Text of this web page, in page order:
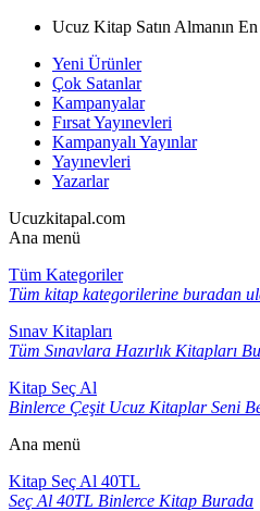
Ucuz Kitap Satın Almanın
Yeni Ürünler
Çok Satanlar
Kampanyalar
Fırsat Yayınevleri
Kampanyalı Yayınlar
Yayınevleri
Yazarlar
Ucuzkitapal.com
Ana menü
Tüm Kategoriler
Tüm kitap kategorilerine buradan
Sınav Kitapları
Tüm Sınavlara Hazırlık Kitapları
Kitap Seç Al
Binlerce Çeşit Ucuz Kitaplar Seni
Ana menü
Kitap Seç Al 40TL
Seç Al 40TL Binlerce Kitap Burada